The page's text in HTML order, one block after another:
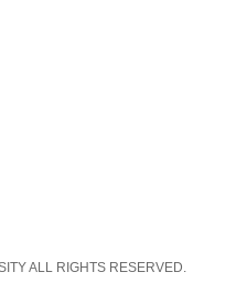
ALL RIGHTS RESERVED.